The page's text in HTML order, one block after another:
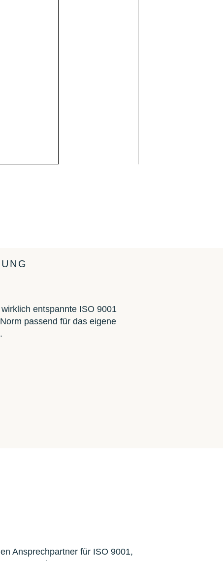
entspannte ISO 9001
passend für das eigene
Ansprechpartner für ISO 9001,